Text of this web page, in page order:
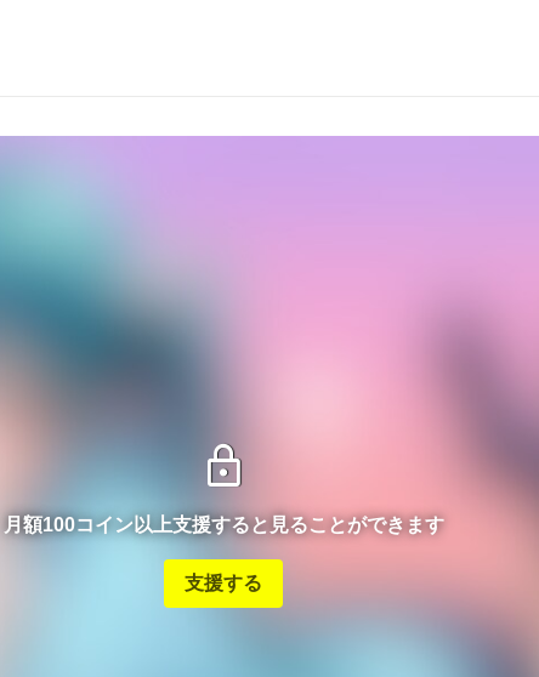
lock
月額100コイン以上支援すると見ることができます
支援する